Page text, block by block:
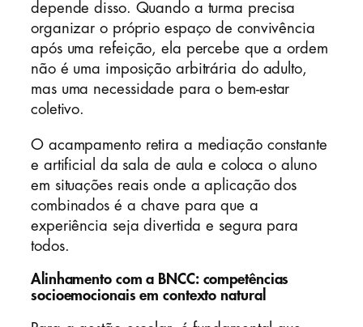
depende disso. Quando a turma precisa
organizar o próprio espaço de convivência
após uma refeição, ela percebe que a ordem
não é uma imposição arbitrária do adulto,
mas uma necessidade para o bem-estar
coletivo.
O acampamento retira a mediação constante
e artificial da sala de aula e coloca o aluno
em situações reais onde a aplicação dos
combinados é a chave para que a
experiência seja divertida e segura para
todos.
Alinhamento com a BNCC: competências
socioemocionais em contexto natural